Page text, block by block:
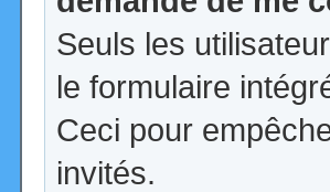
Seuls les
le formulaire
Ceci pour
invités.